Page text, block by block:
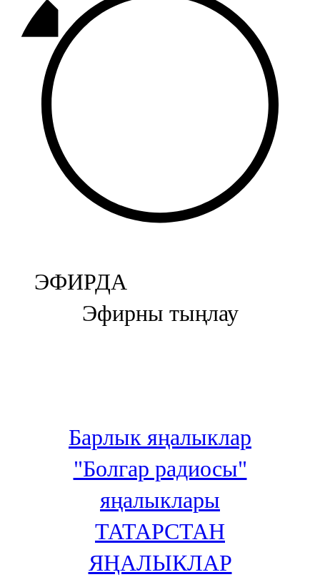
Базарлы матак
107,1 FM
Балык бистәсе
104,9 FM
Баулы
107,5 FM
Биләр
Болгар
106,0 FM
Бөгелмә
100,3 FM
106,6 FM
Кадыбаш
105,2 FM
ЭФИРДА
Эфирны тыңлау
Барлык яңалыклар
"Болгар радиосы"
яңалыклары
ТАТАРСТАН
ЯҢАЛЫКЛАР